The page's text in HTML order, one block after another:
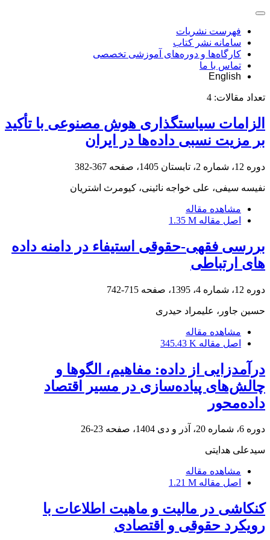
فهرست نشریات
سامانه نشر کتاب
کارگاه‌ها و دوره‌های آموزشی تخصصی
تماس با ما
English
تعداد مقالات: 4
الزامات سیاستگذاری هوش مصنوعی با تأکید
بر مزیت نسبی داده‌ها در ایران
دوره 12، شماره 2، تابستان 1405، صفحه 367-382
نفیسه سیفی، علی خواجه نائینی، کیومرث اشتریان
مشاهده مقاله
اصل مقاله 1.35 M
بررسی فقهی-حقوقی استیفاء در دامنه داده
های ارتباطی
دوره 12، شماره 4، 1395، صفحه 715-742
حسین جاور، علیمراد حیدری
مشاهده مقاله
اصل مقاله 345.43 K
درآمدزایی از داده: مفاهیم، الگوها و
چالش‌های پیاده‌سازی در مسیر اقتصاد
داده‌محور
دوره 6، شماره 20، آذر و دی 1404، صفحه 23-26
سیدعلی هدایتی
مشاهده مقاله
اصل مقاله 1.21 M
کنکاشی در مالیت و ماهیت اطلاعات با
رویکرد حقوقی و اقتصادی